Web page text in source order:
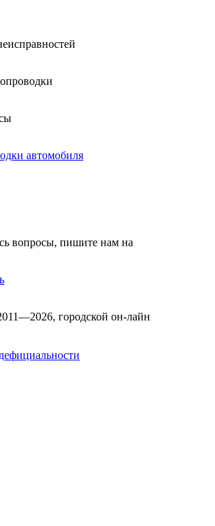
автомобиля
вопросы, пишите нам на
городской он-лайн